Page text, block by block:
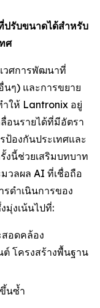
รับขนาดได้สำหรับ
ศ
วศการพัฒนาที่
นๆ) และการขยาย
ำให้ Lantronix อยู่
อนรายได้ที่มีอัตรา
ป้องกันประเทศและ
งนี้ช่วยเสริมบทบาท
วลผล AI ที่เชื่อถือ
รดำเนินการของ
มุ่งเน้นไปที่:
อดคล้อง
โครงสร้างพื้นฐาน
นซ้ำ